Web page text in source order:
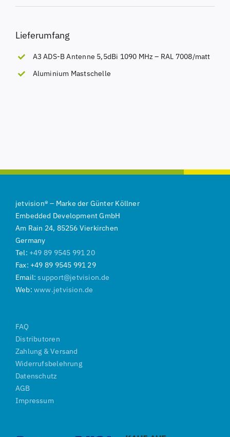
Lieferumfang
A3 ADS-B Antenne 5,5dBi 1090 MHz – RAL 7008/matt
Aluminium Mastschelle
jetvision® – Marke der Günter Köllner
Embedded Development GmbH
Am Rain 24, 85256 Vierkirchen
Germany
Tel: +49 89 9545 991 20
Fax: +49 89 9545 991 29
Email:support@jetvision.de
Web:www.jetvision.de
FAQ
Distributoren
Zahlung & Versand
Widerrufsbelehrung
Datenschutz
AGB
Impressum